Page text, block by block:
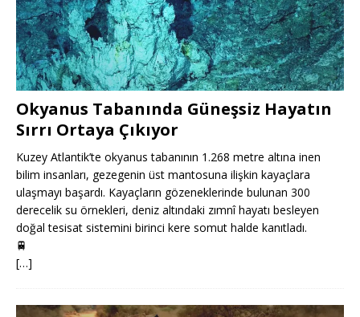
Okyanus Tabanında Güneşsiz Hayatın
Sırrı Ortaya Çıkıyor
Kuzey Atlantik’te okyanus tabanının 1.268 metre altına inen
bilim insanları, gezegenin üst mantosuna ilişkin kayaçlara
ulaşmayı başardı. Kayaçların gözeneklerinde bulunan 300
derecelik su örnekleri, deniz altındaki zımnî hayatı besleyen
doğal tesisat sistemini birinci kere somut halde kanıtladı.
🚆
[…]